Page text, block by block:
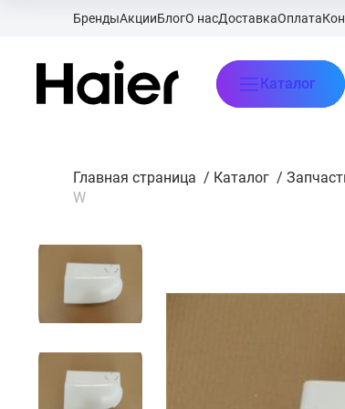
БрендыАкцииБлогО насДоставкаОплата
Каталог
Главная страница / Каталог /
W